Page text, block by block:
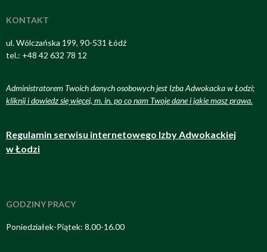
KONTAKT
ul. Wólczańska 199, 90-531 Łódź
tel.: +48 42 632 78 12
Administratorem Twoich danych osobowych jest Izba Adwokacka w Łodzi;
kliknij i dowiedz się więcej, m. in. po co nam Twoje dane i jakie masz prawa.
Regulamin serwisu internetowego Izby Adwokackiej
w Łodzi
GODZINY PRACY
Poniedziałek-Piątek: 8.00-16.00